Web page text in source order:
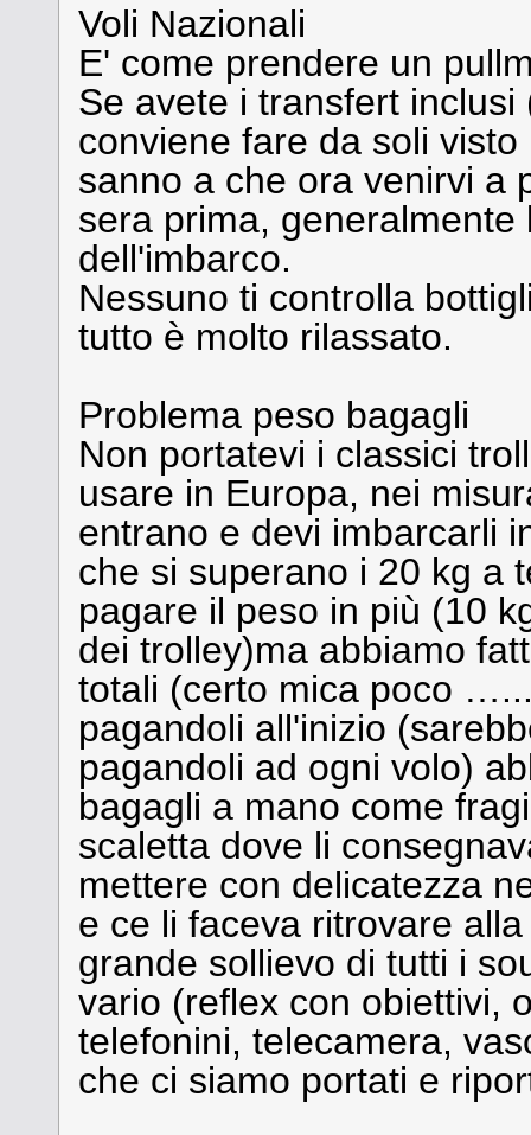
Voli Nazionali
E' come prendere un
Se avete i transfert
conviene fare da soli
sanno a che ora venirvi a
sera prima,
dell'imbarco.
Nessuno ti controlla
tutto è molto rilassato.
Problema peso bagagli
Non portatevi i classici
usare in Europa, nei
entrano e devi imbarcarli
che si superano i 20 kg a
pagare il peso in più (10
dei trolley)ma abbiamo
totali (certo mica poco
pagandoli all'inizio
pagandoli ad ogni volo)
bagagli a mano come
scaletta dove li
mettere con delicatezza
e ce li faceva ritrovare
grande sollievo di tutti i
vario (reflex con obiettivi,
telefonini, telecamera,
che ci siamo portati e